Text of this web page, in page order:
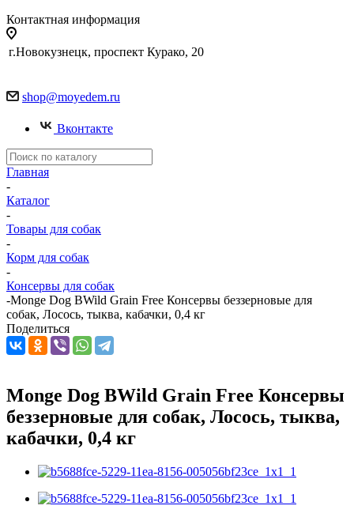
Контактная информация
г.Новокузнецк, проспект Курако, 20
shop@moyedem.ru
Вконтакте
Главная
-
Каталог
-
Товары для собак
-
Корм для собак
-
Консервы для собак
-Monge Dog BWild Grain Free Консервы беззерновые для
собак, Лосось, тыква, кабачки, 0,4 кг
Поделиться
Monge Dog BWild Grain Free Консервы
беззерновые для собак, Лосось, тыква,
кабачки, 0,4 кг